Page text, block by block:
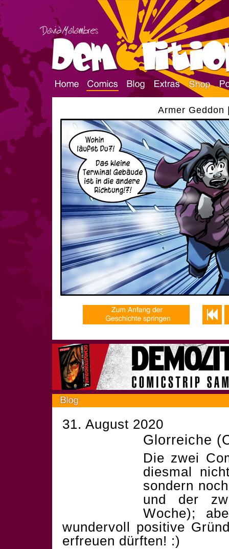
Armer Geddon
31. August 2020
Glorreiche
Die zwei
diesmal
sondern
und der
Woche);
wundervoll positive
erfreuen dürften! :)